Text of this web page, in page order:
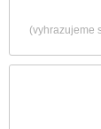
(vyhrazujeme